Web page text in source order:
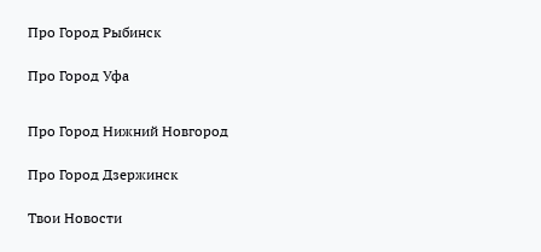
Про Город Рыбинск
Про Город Уфа
Про Город Нижний Новгород
Про Город Дзержинск
Твои Новости